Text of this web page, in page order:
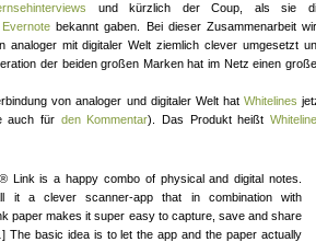
und kürzlich der Coup, als sie
bekannt gaben. Bei dieser Zusammenarbeit
analoger mit digitaler Welt ziemlich clever umgesetzt
der beiden großen Marken hat im Netz einen
von analoger und digitaler Welt hat Whitelines
auch für den Kommentar). Das Produkt heißt
Link is a happy combo of physical and digital notes.
it a clever scanner-app that in combination with
paper makes it super easy to capture, save and share
The basic idea is to let the app and the paper actually